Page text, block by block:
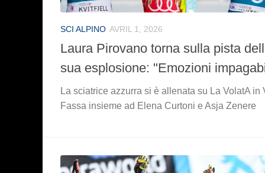
SCI ALPINO AVRIL 1, 2026
Laura Pirovano torna sulla pista
sua esplosione: "Emozioni
La sciatrice azzurra si è allenata su La VolatA in
Fassa insieme ad Elena Curtoni e Asja Zenere